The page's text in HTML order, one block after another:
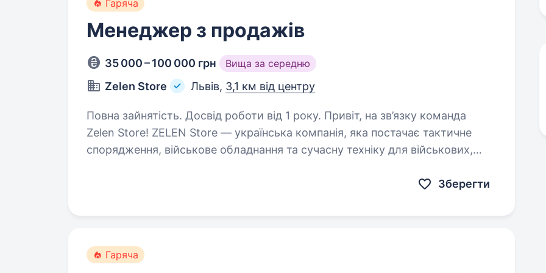
Гаряча
Менеджер з продажів
35 000 – 100 000 грн Вища за середню
Zelen Store Львів, 3,1 км від центру
Повна зайнятість. Досвід роботи від 1 року. Привіт, на зв’язку команда
Zelen Store! ZELEN Store — українська компанія, яка постачає тактичне
спорядження, військове обладнання та сучасну техніку для військових,
Зберегти
Гаряча